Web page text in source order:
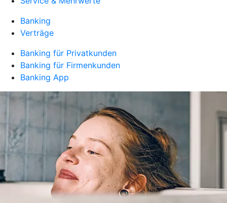
Banking
Verträge
Banking für Privatkunden
Banking für Firmenkunden
Banking App